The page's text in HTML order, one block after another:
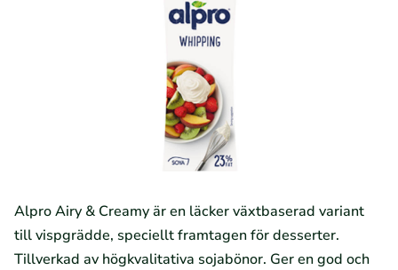
Alpro Airy & Creamy är en läcker växtbaserad variant
till vispgrädde, speciellt framtagen för desserter.
Tillverkad av högkvalitativa sojabönor. Ger en god och